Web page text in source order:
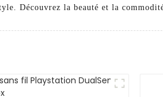
Découvrez la beauté et la